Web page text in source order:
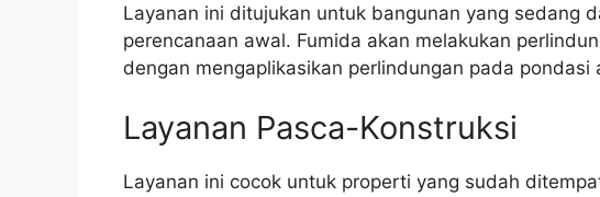
Layanan ini ditujukan untuk bangunan yang sedang
perencanaan awal. Fumida akan melakukan
dengan mengaplikasikan perlindungan pada pondasi
Layanan Pasca-Konstruksi
Layanan ini cocok untuk properti yang sudah